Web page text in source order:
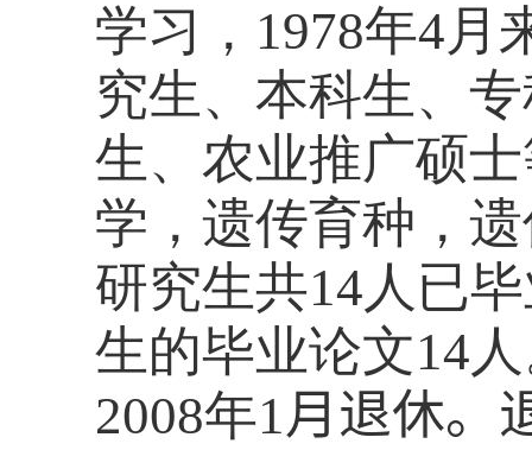
学习， 1978年4月
究生、本科生、
生、农业推广硕
学，遗传育种，
研究生共14人已
生的毕业论文14
2008年1月退休。